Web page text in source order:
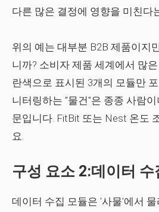
다른 많은 결정에 영향을 미친다
위의 예는 대부분 B2B 제품이지
니까? 소비자 제품 세계에서 많
란색으로 표시된 3개의 모듈만
니터링하는 "물건"은 종종 사람
문입니다. FitBit 또는 Nest 온도
요.
구성 요소 2:데이터 수
데이터 수집 모듈은 '사물'에서